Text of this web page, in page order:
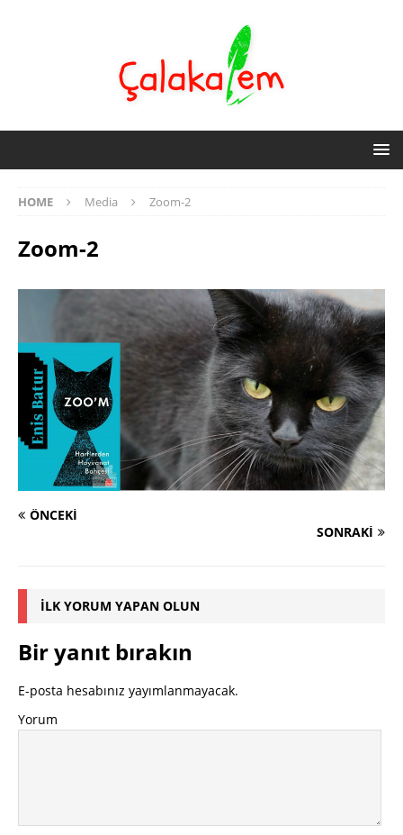
HOME Media Zoom-2
Zoom-2
ÖNCEKI
SONRAKI
İLK YORUM YAPAN OLUN
Bir yanıt bırakın
E-posta hesabınız yayımlanmayacak.
Yorum